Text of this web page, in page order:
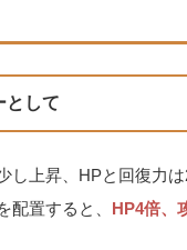
として
し上昇、HPと回復力
配置すると、 HP4倍、